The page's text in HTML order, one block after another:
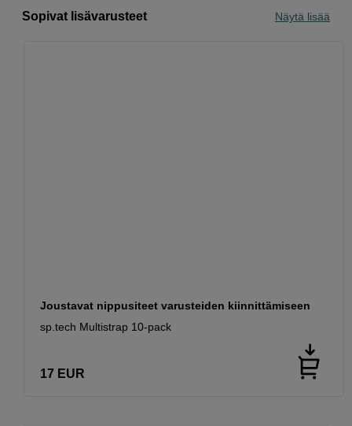
Sopivat lisävarusteet Näytä lisää
Joustavat nippusiteet varusteiden kiinnittämiseen
sp.tech Multistrap 10-pack
17 EUR